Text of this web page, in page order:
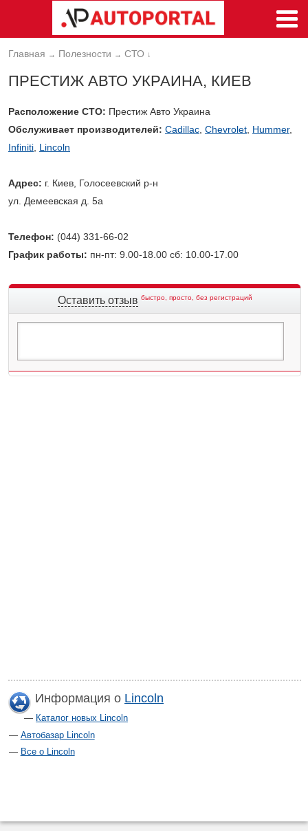
Главная → Полезности → СТО ↓
ПРЕСТИЖ АВТО УКРАИНА, КИЕВ
Расположение СТО: Престиж Авто Украина
Обслуживает производителей: Cadillac Chevrolet Hummer,
Infiniti Lincoln
Адрес: г. Киев, Голосеевский р-н
ул. Демеевская д. 5а
Телефон: (044) 331-66-02
График работы: пн-пт: 9.00-18.00 сб: 10.00-17.00
Оставить отзыв быстро, просто, без регистраций
Информация о Lincoln
Каталог новых Lincoln
Автобазар Lincoln
Все о Lincoln